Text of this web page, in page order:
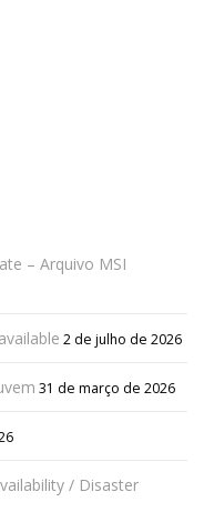
– Arquivo MSI
2 de julho de 2026
31 de março de 2026
/ Disaster